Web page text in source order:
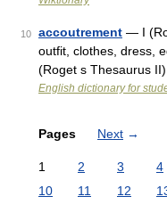
10 accoutrement — I
outfit, clothes, dress,
(Roget s Thesaurus
English dictionary for
Pages Next →
1 2 3 4
10
11 12